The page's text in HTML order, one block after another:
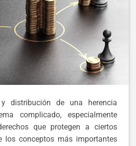
distribución de una herencia
complicado, especialmente
que protegen a ciertos
los conceptos más importantes